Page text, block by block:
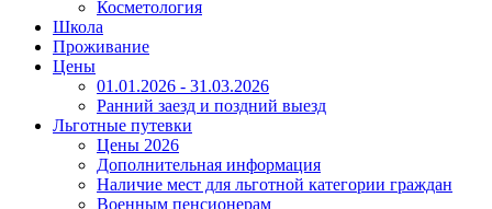
Косметология
Школа
Проживание
Цены
01.01.2026 - 31.03.2026
Ранний заезд и поздний выезд
Льготные путевки
Цены 2026
Дополнительная информация
Наличие мест для льготной категории граждан
Военным пенсионерам